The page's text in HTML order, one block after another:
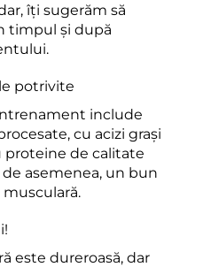
îți sugerăm să
timpul şi după
potrivite
include
cu acizi grași
proteine de calitate
asemenea, un bun
este dureroasă, dar